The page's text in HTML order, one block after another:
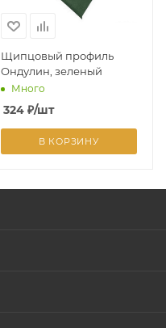
Щипцовый профиль
Ондулин, зеленый
Много
324₽/шт
В КОРЗИНУ